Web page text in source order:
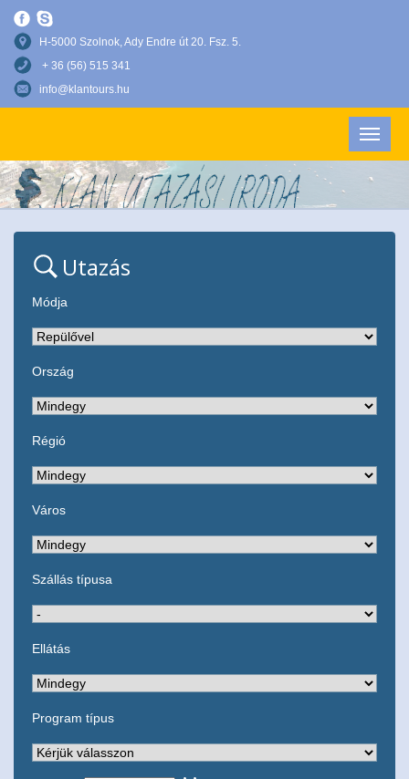
H-5000 Szolnok, Ady Endre út 20. Fsz. 5.
+ 36 (56) 515 341
info@klantours.hu
Utazás
Módja
Ország
Régió
Város
Szállás típusa
Ellátás
Program típus